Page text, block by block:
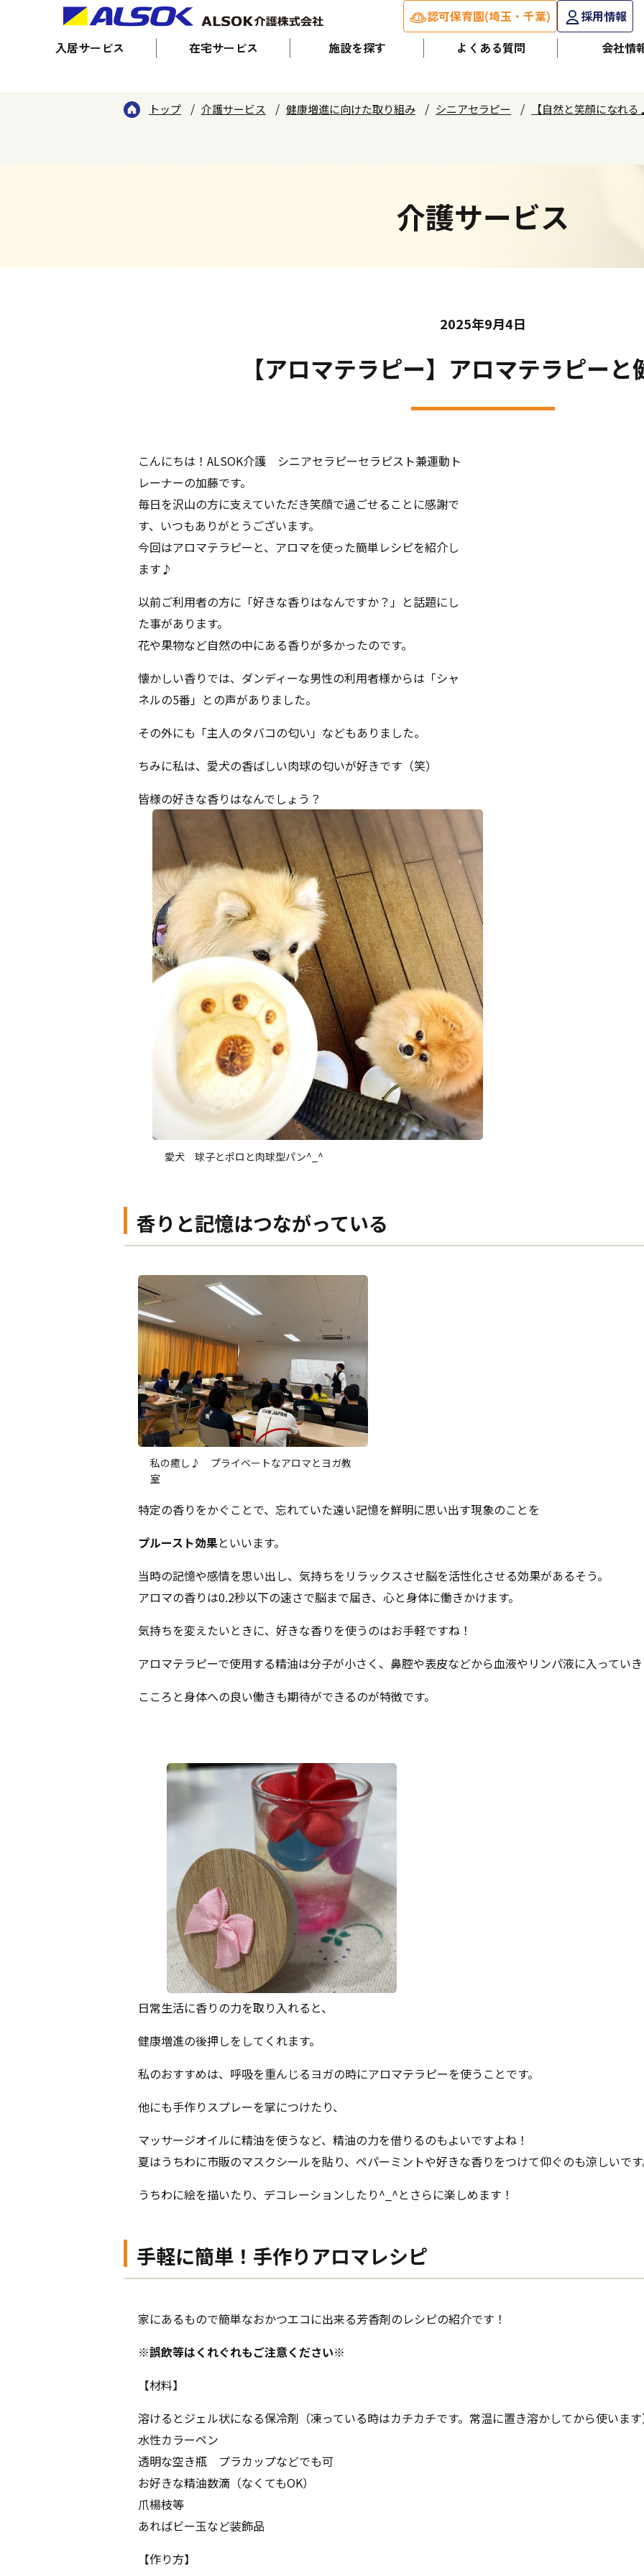
認可保育園(埼玉・千葉)
採用情報
入居サービス
在宅サービス 施設を探す よくある質問 会社情
トップ 介護サービス 健康増進に向けた取り組み シニアセラピー 【自然と笑顔になれ
介護サービス
2025年9月4日
【アロマテラピー】アロマテラピーと
こんにちは！ALSOK介護 シニアセラピーセラピスト兼運動ト
レーナーの加藤です。
毎日を沢山の方に支えていただき笑顔で過ごせることに感謝で
す、いつもありがとうございます。
今回はアロマテラピーと、アロマを使った簡単レシピを紹介し
ます♪
以前ご利用者の方に「好きな香りはなんですか？」と話題にし
た事があります。
花や果物など自然の中にある香りが多かったのです。
懐かしい香りでは、ダンディーな男性の利用者様からは「シャ
ネルの5番」との声がありました。
その外にも「主人のタバコの匂い」などもありました。
ちみに私は、愛犬の香ばしい肉球の匂いが好きです（笑）
皆様の好きな香りはなんでしょう？
愛犬 球子とポロと肉球型パン^_^
香りと記憶はつながっている
私の癒し♪ プライベートなアロマとヨガ教
室
特定の香りをかぐことで、忘れていた遠い記憶を鮮明に思い出す現象のことを
プルースト効果といいます。
当時の記憶や感情を思い出し、気持ちをリラックスさせ脳を活性化させる効果があるそう。
アロマの香りは0.2秒以下の速さで脳まで届き、心と身体に働きかけます。
気持ちを変えたいときに、好きな香りを使うのはお手軽ですね！
アロマテラピーで使用する精油は分子が小さく、鼻腔や表皮などから血液やリンパ液に入ってい
こころと身体への良い働きも期待ができるのが特徴です。
日常生活に香りの力を取り入れると、
健康増進の後押しをしてくれます。
私のおすすめは、呼吸を重んじるヨガの時にアロマテラピーを使うことです。
他にも手作りスプレーを掌につけたり、
マッサージオイルに精油を使うなど、精油の力を借りるのもよいですよね！
夏はうちわに市販のマスクシールを貼り、ペパーミントや好きな香りをつけて仰ぐのも涼しいで
うちわに絵を描いたり、デコレーションしたり^_^とさらに楽しめます！
手軽に簡単！手作りアロマレシピ
家にあるもので簡単なおかつエコに出来る芳香剤のレシピの紹介です！
※誤飲等はくれぐれもご注意ください※
【材料】
溶けるとジェル状になる保冷剤（凍っている時はカチカチです。常温に置き溶かしてから使いま
水性カラーペン
透明な空き瓶 プラカップなどでも可
お好きな精油数滴（なくてもOK）
爪楊枝等
あればビー玉など装飾品
【作り方】